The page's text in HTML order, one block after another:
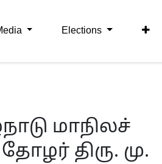
Elections
மாநிலச்
திரு. மு.